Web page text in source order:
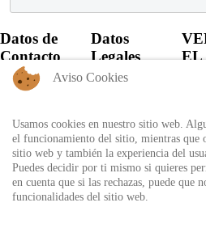
Datos de
Contacto
+57 60 1
6818530
+57 311
8666327 - 323
6964227
info@auditool.org
Datos
Legales
Política de
Uso
Autorización
de
tratamiento
EL
el
Aviso Cookies
Usamos cookies en nuestro sitio web.
el funcionamiento del sitio, mientras que
sitio web y también la experiencia del
Puedes decidir por ti mismo si quieres
en cuenta que si las rechazas, puede que
funcionalidades del sitio web.